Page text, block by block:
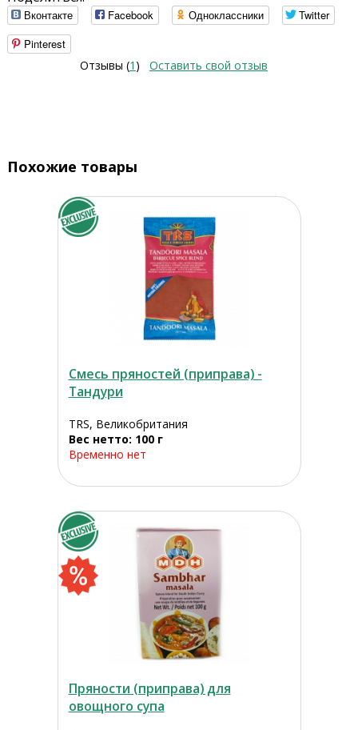
Вконтакте Facebook Одноклассники
Twitter
Pinterest
Отзывы (1 ) Оставить свой отзыв
Похожие товары
Смесь пряностей (приправа) -
Тандури
TRS, Великобритания
Вес нетто: 100 г
Временно нет
Пряности (приправа) для
овощного супа